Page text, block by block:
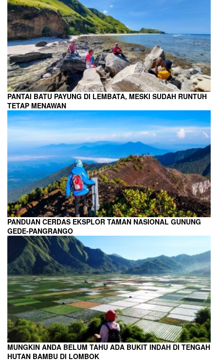
PANTAI BATU PAYUNG DI LEMBATA, MESKI SUDAH RUNTUH
TETAP MENAWAN
PANDUAN CERDAS EKSPLOR TAMAN NASIONAL GUNUNG
GEDE-PANGRANGO
MUNGKIN ANDA BELUM TAHU ADA BUKIT INDAH DI TENGAH
HUTAN BAMBU DI LOMBOK